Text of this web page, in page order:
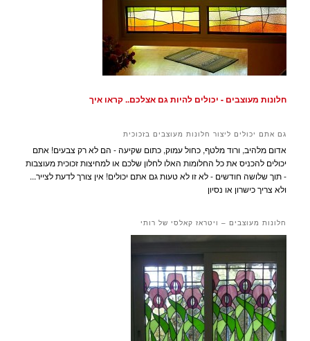
חלונות מעוצבים - יכולים להיות גם אצלכם.. קראו איך
גם אתם יכולים ליצור חלונות מעוצבים בזכוכית
אדום מלהיב, ורוד מלטף, כחול עמוק, כתום שקיעה - הם לא רק צבעים! אתם
יכולים להכניס את כל החלומות האלו לחלון שלכם או למחיצות זכוכית מעוצבות
- תוך שלושה חודשים - לא זו לא טעות גם אתם יכולים! אין צורך לדעת לצייר...
ולא צריך כישרון או נסיון
חלונות מעוצבים – ויטראז קאלסי של רותי